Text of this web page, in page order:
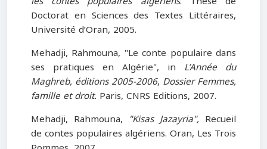
Doctorat en Sciences des Textes Littéraires,
Université d’Oran, 2005.
Mehadji, Rahmouna, "Le conte populaire dans
ses pratiques en Algérie", in L’Année du
Maghreb, éditions 2005-2006, Dossier Femmes,
famille et droit. Paris, CNRS Editions, 2007.
Mehadji, Rahmouna, "Kisas Jazayria", Recueil
de contes populaires algériens. Oran, Les Trois